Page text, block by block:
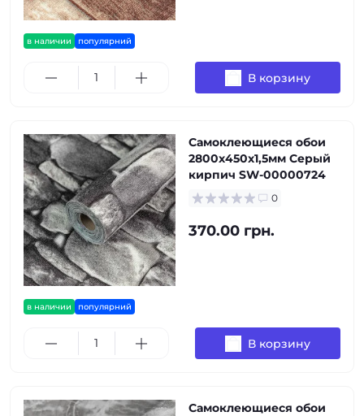
в наличии популярний
В корзину
в наличии популярний
Самоклеющиеся обои
2800х450х1,5мм Серый
кирпич SW-00000724
0
370.00 грн.
В корзину
Самоклеющиеся обои